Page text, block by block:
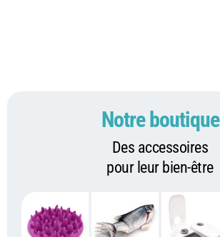
Notre boutique
Des accessoires
pour leur bien-être